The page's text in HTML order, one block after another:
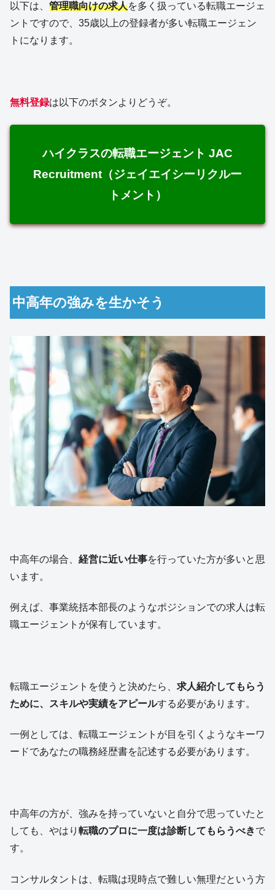
以下は、 管理職向けの求人を多く扱っている転職エージェ
ントですので、35歳以上の登録者が多い転職エージェン
トになります。
無料登録は以下のボタンよりどうぞ。
ハイクラスの転職エージェント JAC
Recruitment（ジェイエイシーリクルー
トメント）
中高年の強みを生かそう
中高年の場合、 経営に近い仕事を行っていた方が多いと思
います。
例えば、事業統括本部長のようなポジションでの求人は転
職エージェントが保有しています。
転職エージェントを使うと決めたら、 求人紹介してもらう
ために、スキルや実績をアピールする必要があります。
一例としては、転職エージェントが目を引くようなキーワ
ードであなたの職務経歴書を記述する必要があります。
中高年の方が、強みを持っていないと自分で思っていたと
しても、やはり 転職のプロに一度は診断してもらうべきで
す。
コンサルタントは、転職は現時点で難しい無理だという方